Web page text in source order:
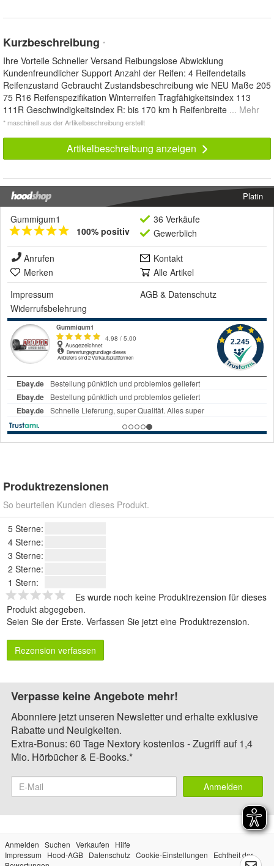
Kurzbeschreibung *
Ihre Vorteile Schneller Versand Reibungslose Abwicklung
Kundenfreundlicher Support Anzahl der Reifen: 4 Reifendetails
Reifenzustand Gebraucht Zustandsbeschreibung wie NEU Maße 205
75 R16 Reifenspezifikation Winterreifen Tragfähigkeitsindex 113
111R Geschwindigkeitsindex R: bis 170 km h Reifenbreite ... Mehr
* maschinell aus der Artikelbeschreibung erstellt
Artikelbeschreibung anzeigen
Platin
Gummigum1
100% positiv
36 Verkäufe
Gewerblich
Anrufen
Kontakt
Merken
Alle Artikel
Impressum
AGB & Datenschutz
Widerrufsbelehrung
Produktrezensionen
So beurteilen Kunden dieses Produkt.
5 Sterne:
4 Sterne:
3 Sterne:
2 Sterne:
1 Stern:
Es wurde noch keine Produktrezension für dieses
Produkt abgegeben.
Seien Sie der Erste. Verfassen Sie jetzt eine Produktrezension.
Rezension verfassen
Verpasse keine Angebote mehr!
Abonniere jetzt unseren Newsletter und erhalte exklusive
Rabatte und Neuigkeiten.
Extra-Bonus: 60 Tage Nextory kostenlos - Zugriff auf 1,4
Mio. Hörbücher & E-Books.*
Anmelden
Anmelden Suchen Verkaufen
Hilfe
Impressum
Hood-AGB Datenschutz Cookie-Einstellungen
Echtheit der